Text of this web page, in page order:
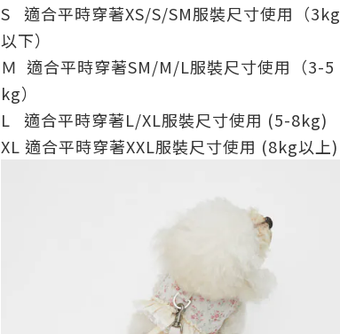
S 適合平時穿著XS/S/SM服裝尺寸使用（3kg
以下）
Ｍ 適合平時穿著SM/M/L服裝尺寸使用（3-5
kg）
L 適合平時穿著L/XL服裝尺寸使用 (5-8kg)
XL 適合平時穿著XXL服裝尺寸使用 (8kg以上)